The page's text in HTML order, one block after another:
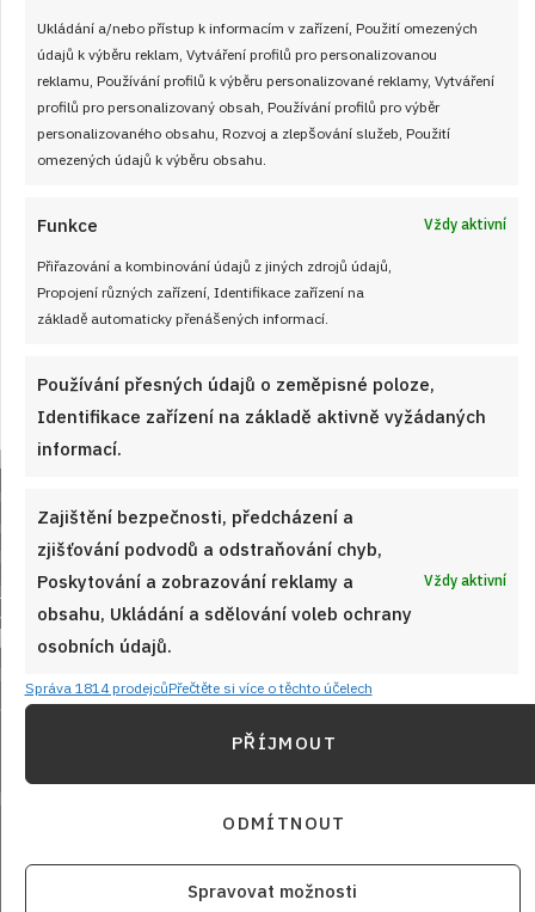
Ukládání a/nebo přístup k informacím v zařízení, Použití omezených
údajů k výběru reklam, Vytváření profilů pro personalizovanou
reklamu, Používání profilů k výběru personalizované reklamy, Vytváření
profilů pro personalizovaný obsah, Používání profilů pro výběr
personalizovaného obsahu, Rozvoj a zlepšování služeb, Použití
omezených údajů k výběru obsahu.
Funkce Vždy aktivní
Přiřazování a kombinování údajů z jiných zdrojů údajů,
Propojení různých zařízení, Identifikace zařízení na
základě automaticky přenášených informací.
Používání přesných údajů o zeměpisné poloze,
Identifikace zařízení na základě aktivně vyžádaných
informací.
Zajištění bezpečnosti, předcházení a
zjišťování podvodů a odstraňování chyb,
Poskytování a zobrazování reklamy a
obsahu, Ukládání a sdělování voleb ochrany
osobních údajů.
Vždy aktivní
Správa 1814 prodejcůPřečtěte si více o těchto účelech
PŘÍJMOUT
ODMÍTNOUT
Spravovat možnosti
světa: 10 otázek ukáže, co v zahraničí
podávají místo chlebíčků
od JANA DUCHOŇOVÁ 10. 8. 2026 JAK VAŘIT
Sledujte nás!
NEZMEŠKEJTE ŽÁDNÝ RECEPT!